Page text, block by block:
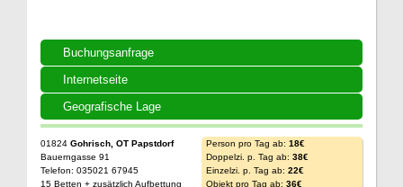
Buchungsanfrage
Internetseite
Geografische Lage
01824 Gohrisch, OT Papstdorf
Bauerngasse 91
Telefon: 035021 67945
15 Betten + zusätzlich Aufbettung
Person pro Tag ab: 18€
Doppelzi. p. Tag ab: 38€
Einzelzi. p. Tag ab: 22€
Objekt pro Tag ab: 36€